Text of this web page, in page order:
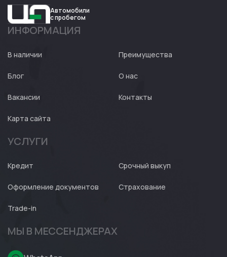
Авто
Автомобили
с пробегом
ИНФОРМАЦИЯ
В наличии Преимущества
Блог О нас
Вакансии Контакты
Карта сайта
УСЛУГИ
Кредит Срочный выкуп
Оформление документов Страхование
Trade-in
МЫ В МЕССЕНДЖЕРАХ